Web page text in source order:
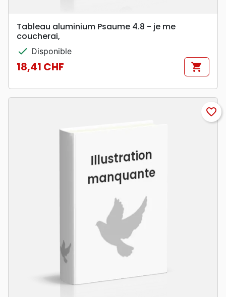
Tableau aluminium Psaume 4.8 - je me
coucherai,
check Disponible
Prix
18,41 CHF shopping_cart
favorite_border